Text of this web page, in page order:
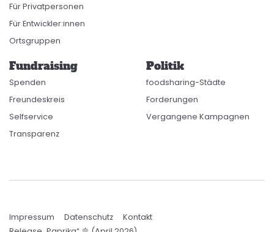
Für Privatpersonen
Für Entwickler:innen
Ortsgruppen
Fundraising
Spenden
Freundeskreis
Selfservice
Transparenz
Politik
foodsharing-Städte
Forderungen
Vergangene Kampagnen
Impressum Datenschutz
Kontakt